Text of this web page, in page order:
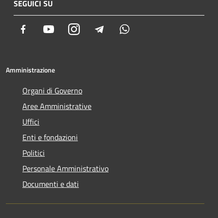
SEGUICI SU
Facebook YoutubeInstagram Telegram
Amministrazione
Organi di Governo
Aree Amministrative
Uffici
Enti e fondazioni
Politici
Personale Amministrativo
Documenti e dati